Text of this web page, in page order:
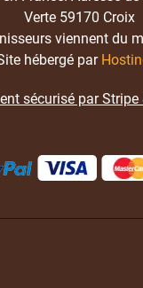
Verte 59170 Croix
viennent du
hébergé par
sécurisé par Stripe